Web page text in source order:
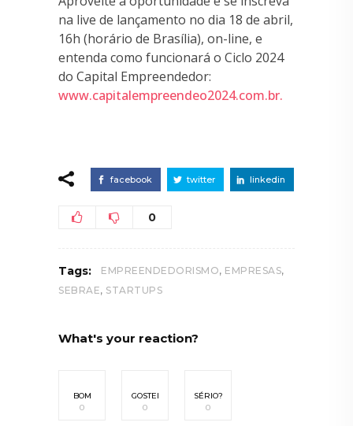
na live de lançamento no dia 18 de abril,
16h (horário de Brasília), on-line, e
entenda como funcionará o Ciclo 2024
do Capital Empreendedor:
www.capitalempreendeo2024.com.br.
facebook twitter linkedin
0
Tags: EMPREENDEDORISMO, EMPRESAS,
SEBRAE, STARTUPS
What's your reaction?
BOM
0
GOSTEI
0
SÉRIO?
0